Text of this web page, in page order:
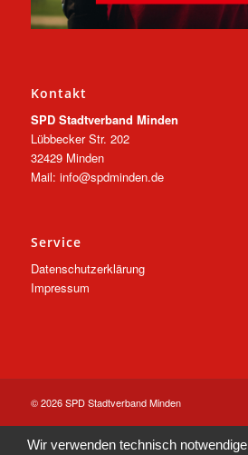
Kontakt
SPD Stadtverband Minden
Lübbecker Str. 202
32429 Minden
Mail: info@spdminden.de
Service
Datenschutzerklärung
Impressum
© 2026 SPD Stadtverband Minden
Wir verwenden technisch